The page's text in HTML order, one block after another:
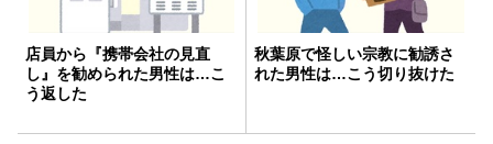
店員から『携帯会社の見直
し』を勧められた男性は…こ
う返した
秋葉原で怪しい宗教に勧誘さ
れた男性は…こう切り抜けた